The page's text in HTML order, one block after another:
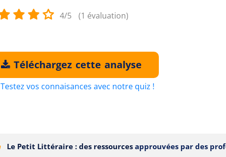
4/5 (1 évaluation)
Téléchargez cette analyse
Testez vos connaisances avec notre quiz !
Le Petit Littéraire : des ressources approuvées par des